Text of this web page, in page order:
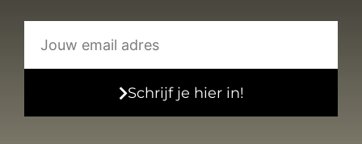
Schrijf je hier in!